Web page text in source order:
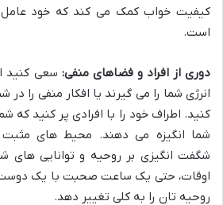
کیفیت خواب کمک می کند که خود عامل
است.
دوری از افراد و فضاهای منفی: سعی کنید
انرژی شما را می گیرند یا افکار منفی را
کنید. اطراف خود را با افرادی پر کنید که
شما انگیزه می دهند. محیط های مثبت
شگفت انگیزی بر روحیه و توانایی های
اوقات، حتی یک ساعت صحبت با یک
روحیه تان را به کلی تغییر دهد.